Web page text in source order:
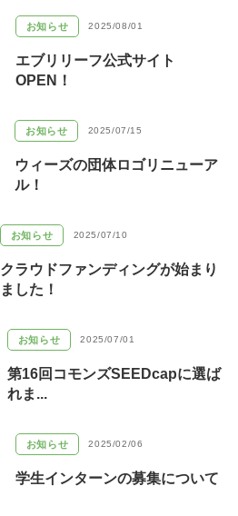
お知らせ 2025/08/01
エブリリーフ公式サイト
OPEN！
お知らせ 2025/07/15
ウィーズの団体ロゴリニューア
ル！
お知らせ 2025/07/10
クラウドファンディングが始まり
ました！
お知らせ 2025/07/01
第16回コモンズSEEDcapに選ば
れま...
お知らせ 2025/02/06
学生インターンの募集について